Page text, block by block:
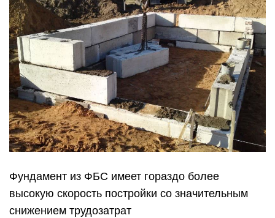
Фундамент из ФБС имеет гораздо более
высокую скорость постройки со значительным
снижением трудозатрат